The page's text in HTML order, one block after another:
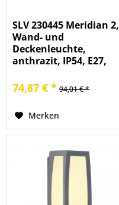
SLV 230445 Meridian 2,
Wand- und
Deckenleuchte,
anthrazit, IP54, E27,
74,87 € * 94,01 € *
Merken